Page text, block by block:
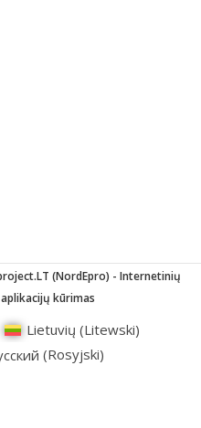
(NordEpro) - Internetinių
kūrimas
Lietuvių (Litewski)
(Rosyjski)